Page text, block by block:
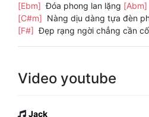
[Ebm] Đóa phong lan lặng [Abm]
[C#m] Nàng dịu dàng tựa đèn
[F#] Đẹp rạng ngời chẳng cần
Video youtube
Jack